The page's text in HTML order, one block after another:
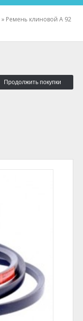
» Ремень клиновой A 92
Продолжить покупки